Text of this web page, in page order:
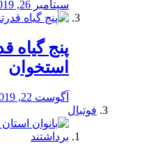
سپتامبر 26, 2019
پنج گیاه
استخوان
آگوست 22, 2019
فوتبال